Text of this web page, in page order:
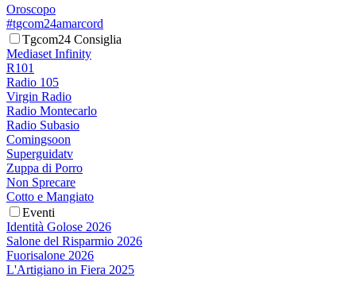
Oroscopo
#tgcom24amarcord
Tgcom24 Consiglia
Mediaset Infinity
R101
Radio 105
Virgin Radio
Radio Montecarlo
Radio Subasio
Comingsoon
Superguidatv
Zuppa di Porro
Non Sprecare
Cotto e Mangiato
Eventi
Identità Golose 2026
Salone del Risparmio 2026
Fuorisalone 2026
L'Artigiano in Fiera 2025